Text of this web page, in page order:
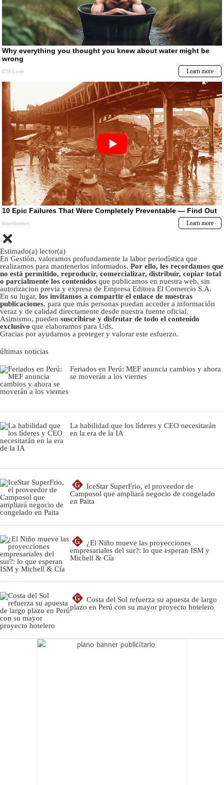
Estimado(a) lector(a)
En Gestión, valoramos profundamente la labor periodística que
realizamos para mantenerlos informados. Por ello, les recordamos que
no está permitido, reproducir, comercializar, distribuir, copiar total
o parcialmente los contenidos que publicamos en nuestra web, sin
autorizacion previa y expresa de Empresa Editora El Comercio S.A.
En su lugar, los invitamos a compartir el enlace de nuestras
publicaciones, para que más personas puedan acceder a información
veraz y de calidad directamente desde nuestra fuente oficial.
Asimismo, pueden suscribirse y disfrutar de todo el contenido
exclusivo que elaboramos para Uds.
Gracias por ayudarnos a proteger y valorar este esfuerzo.
últimas noticias
Feriados en Perú: MEF anuncia cambios y ahora
se moverán a los viernes
La habilidad que los líderes y CEO necesitarán
en la era de la IA
G
IceStar SuperFrio, el proveedor de
Camposol que ampliará negocio de congelado
en Paita
G
¿El Niño mueve las proyecciones
empresariales del sur?: lo que esperan ISM y
Michell & Cía
G
Costa del Sol refuerza su apuesta de largo
plazo en Perú con su mayor proyecto hotelero